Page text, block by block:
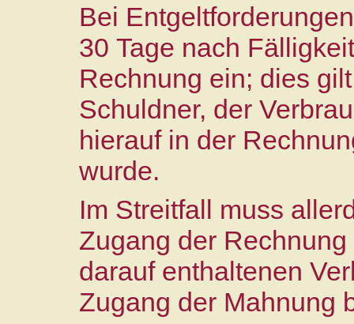
Bei
30 Tage nach
Rechnung ein; dies
Schuldner, der
hierauf in der
wurde.
Im Streitfall muss
Zugang der
darauf enthaltenen
Zugang der Mahnung